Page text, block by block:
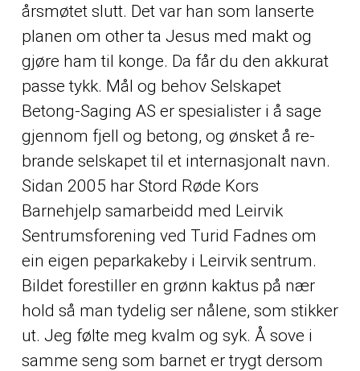
årsmøtet slutt. Det var han som lanserte
planen om otherta Jesus med makt og
gjøre ham til konge. Da får du den akkurat
passe tykk. Mål og behov Selskapet
Betong-Saging AS er spesialister i å sage
gjennom fjell og betong, og ønsket å re-
brande selskapet til et internasjonalt navn.
Sidan 2005 har Stord Røde Kors
Barnehjelp samarbeidd med Leirvik
Sentrumsforening ved Turid Fadnes om
ein eigen peparkakeby i Leirvik sentrum.
Bildet forestiller en grønn kaktus på nær
hold så man tydelig ser nålene, som stikker
ut. Jeg følte meg kvalm og syk. Å sove i
samme seng som barnet er trygt dersom